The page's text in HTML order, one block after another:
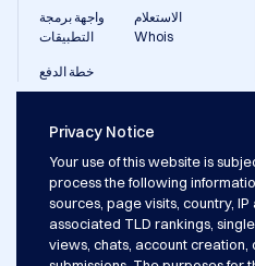
2002-
Dynadot
All
reserved.
المجالات
ابحث
مجالك
Privacy Notice
Your use of this website is
process the following
sources, page visits, country,
associated TLD rankings,
views, chats, account
واجهة برمجة
التطبيقات
الاستعلام
Whois
خطة الدفع
ملفات المساعدة
شراء المجالات
نشرة إخبارية
الدفع المسبق
خيارات الدفع
الإبلاغ عن إساءة استخدام